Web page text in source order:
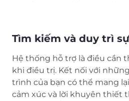
Tìm kiếm và duy trì
Hệ thống hỗ trợ là điều cần
khi điều trị. Kết nối với
trình của bạn có thể mang
cảm xúc và lời khuyên thiết